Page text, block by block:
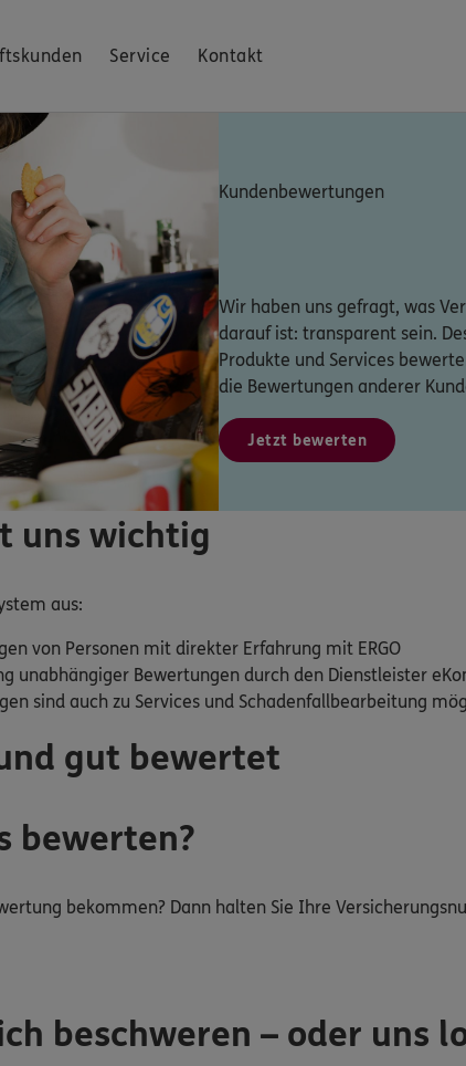
Service Kontakt
Kundenbewertungen
Wir haben uns gefragt, was
darauf ist: transparent sein.
Produkte und Services
die Bewertungen anderer
Jetzt bewerten
uns wichtig
aus:
von Personen mit direkter Erfahrung mit ERGO
unabhängiger Bewertungen durch den Dienstleister
sind auch zu Services und Schadenfallbearbeitung
gut bewertet
bewerten?
bekommen? Dann halten Sie Ihre
beschweren – oder uns